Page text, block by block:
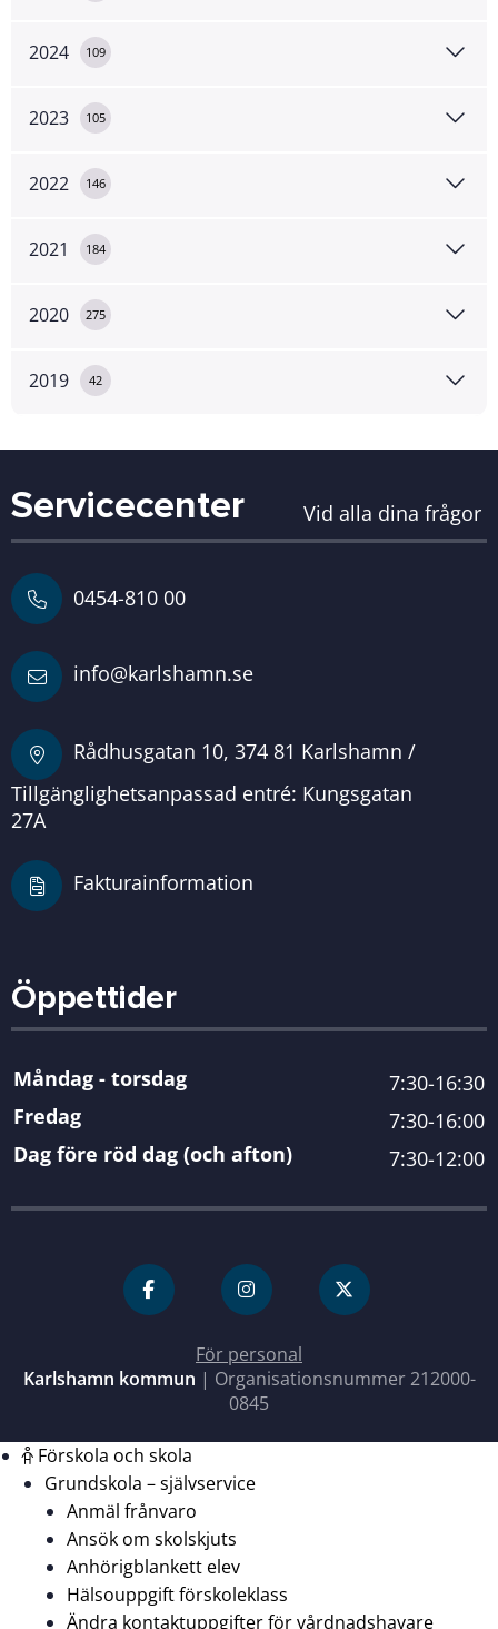
2024 109
2023 105
2022 146
2021 184
2020 275
2019 42
Servicecenter Vid alla dina frågor
0454-810 00
info@karlshamn.se
Rådhusgatan 10, 374 81 Karlshamn /
Tillgänglighetsanpassad entré: Kungsgatan
27A
Fakturainformation
Öppettider
Måndag - torsdag
7:30-16:30
Fredag
7:30-16:00
Dag före röd dag (och afton)
7:30-12:00
För personal
Karlshamn kommun | Organisationsnummer 212000-
0845
Förskola och skola
Grundskola – självservice
Anmäl frånvaro
Ansök om skolskjuts
Anhörigblankett elev
Hälsouppgift förskoleklass
Ändra kontaktuppgifter för vårdnadshavare